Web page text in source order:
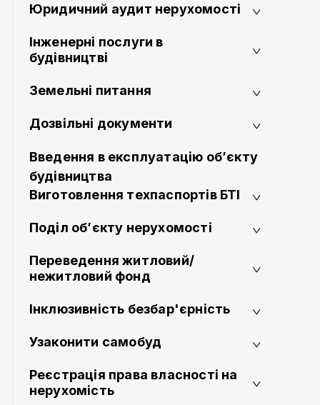
Юридичний аудит нерухомості
Інженерні послуги в
будівництві
Земельні питання
Дозвільні документи
Введення в експлуатацію об’єкту
будівництва
Виготовлення техпаспортів БТІ
Поділ об’єкту нерухомості
Переведення житловий/
нежитловий фонд
Інклюзивність безбар'єрність
Узаконити самобуд
Реєстрація права власності на
нерухомість